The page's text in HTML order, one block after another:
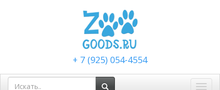
+ 7 (925) 054-4554